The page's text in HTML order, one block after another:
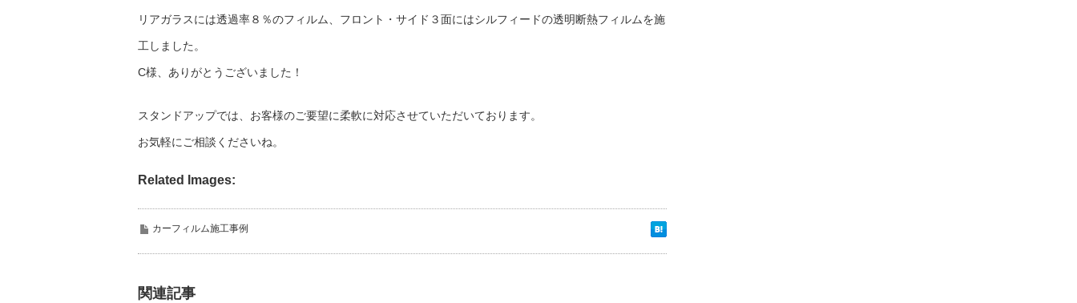
リアガラスには透過率８％のフィルム、フロント・サイド３面にはシルフィードの透明断熱フィルムを施
工しました。
C様、ありがとうございました！
スタンドアップでは、お客様のご要望に柔軟に対応させていただいております。
お気軽にご相談くださいね。
Related Images:
カーフィルム施工事例
関連記事